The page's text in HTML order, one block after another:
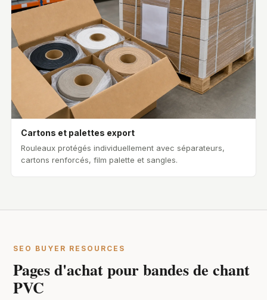
Cartons et palettes export
Rouleaux protégés individuellement avec séparateurs,
cartons renforcés, film palette et sangles.
SEO BUYER RESOURCES
Pages d'achat pour bandes de chant
PVC